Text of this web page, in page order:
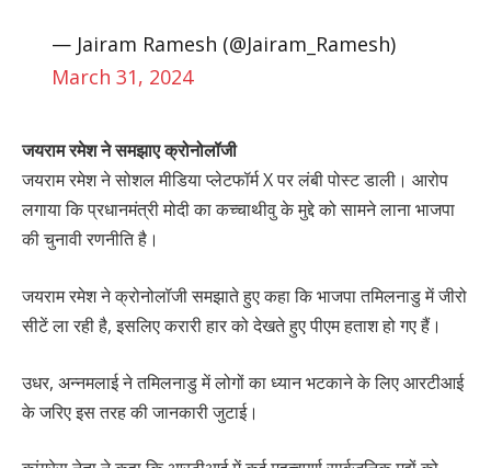
— Jairam Ramesh (@Jairam_Ramesh)
March 31, 2024
जयराम रमेश ने समझाए क्रोनोलॉजी
जयराम रमेश ने सोशल मीडिया प्लेटफॉर्म X पर लंबी पोस्ट डाली। आरोप
लगाया कि प्रधानमंत्री मोदी का कच्चाथीवु के मुद्दे को सामने लाना भाजपा
की चुनावी रणनीति है।
जयराम रमेश ने क्रोनोलॉजी समझाते हुए कहा कि भाजपा तमिलनाडु में जीरो
सीटें ला रही है, इसलिए करारी हार को देखते हुए पीएम हताश हो गए हैं।
उधर, अन्नमलाई ने तमिलनाडु में लोगों का ध्यान भटकाने के लिए आरटीआई
के जरिए इस तरह की जानकारी जुटाई।